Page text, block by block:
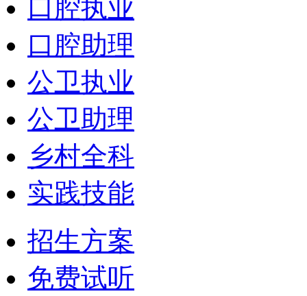
口腔执业
口腔助理
公卫执业
公卫助理
乡村全科
实践技能
招生方案
免费试听